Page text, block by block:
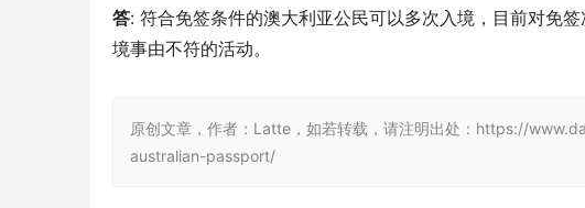
答: 符合免签条件的澳大利亚公民可以多次入境，目前对免
境事由不符的活动。
原创文章，作者：Latte，如若转载，请注明出处：https://
australian-passport/